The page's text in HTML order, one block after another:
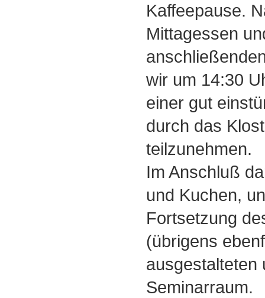
Kaffeepause.
Mittagessen
wir um 14:30
einer gut
durch das
teilzunehmen.
Im Anschluß
und Kuchen,
Fortsetzung
(übrigens
ausgestalteten
Seminarraum.